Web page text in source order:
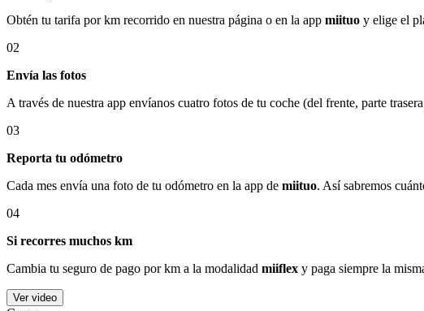
Obtén tu tarifa por km recorrido en nuestra página o en la app miituo y elige el
02
Envía las fotos
A través de nuestra app envíanos cuatro fotos de tu coche (del frente, parte
03
Reporta tu odómetro
Cada mes envía una foto de tu odómetro en la app de miituo. Así sabremos
04
Si recorres muchos km
Cambia tu seguro de pago por km a la modalidad miiflex y paga siempre la
Ver video